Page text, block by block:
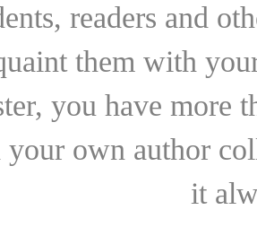
readers and
them with
you have more
own author
it